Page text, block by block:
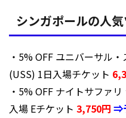
シンガポールの人
・5% OFF ユニバーサル
(USS) 1日入場チケット
・5% OFF ナイトサファ
入場 Eチケット 3,750円 ⇒